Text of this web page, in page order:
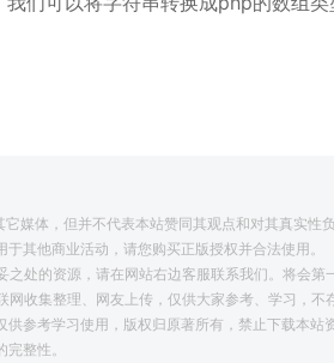
媒体，但并不代表本站赞同其观点和对其真实性负
于其他商业活动，请您购买正版授权并合法使用。
之处的资源，请在网站右边客服联系我们。将会第
网收集整理、网友上传，仅供大家参考、学习，不
供参考学习使用，版权归原著所有，禁止下载本站
整性。